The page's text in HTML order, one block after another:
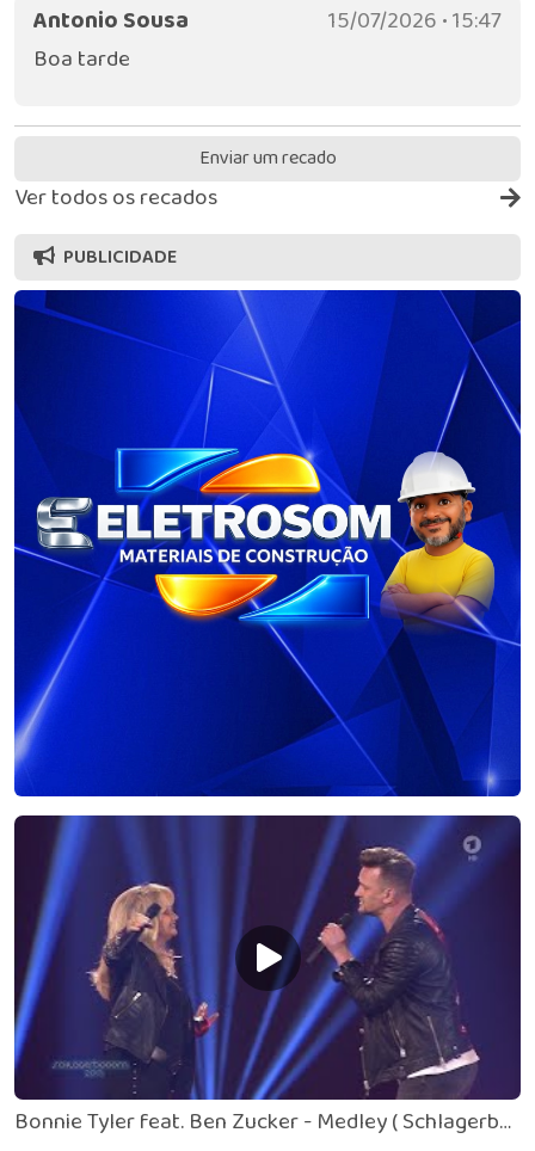
Antonio Sousa
15/07/2026 • 15:47
Boa tarde
Enviar um recado
Ver todos os recados
PUBLICIDADE
Bonnie Tyler feat. Ben Zucker - Medley ( Schlagerbooom 2017, 21.10.2017)